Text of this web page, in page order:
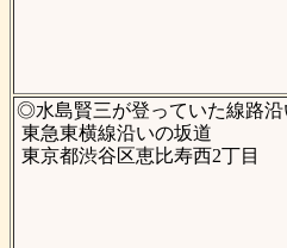
◎水島賢三が登っていた線路沿
東急東横線沿いの坂道
東京都渋谷区恵比寿西2丁目